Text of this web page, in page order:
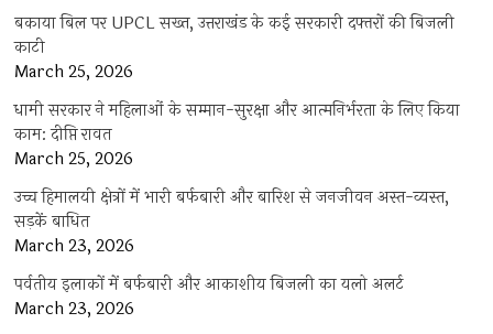
बकाया बिल पर UPCL सख्त, उत्तराखंड के कई सरकारी दफ्तरों की बिजली
काटी
March 25, 2026
धामी सरकार ने महिलाओं के सम्मान-सुरक्षा और आत्मनिर्भरता के लिए किया
काम: दीप्ति रावत
March 25, 2026
उच्च हिमालयी क्षेत्रों में भारी बर्फबारी और बारिश से जनजीवन अस्त-व्यस्त,
सड़कें बाधित
March 23, 2026
पर्वतीय इलाकों में बर्फबारी और आकाशीय बिजली का यलो अलर्ट
March 23, 2026